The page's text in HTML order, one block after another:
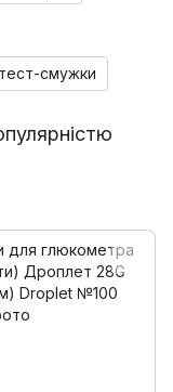
тест-смужки